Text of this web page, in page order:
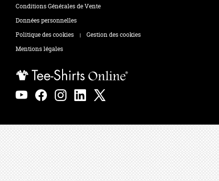
Zones de marquage
Polos
Sweats
Conditions Générales de Vente
Données personnelles
Politique des cookies
|
Gestion des cookies
Mentions légales